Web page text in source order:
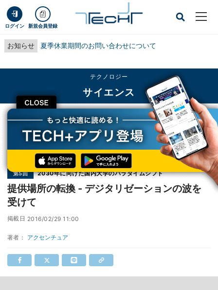
ログイン 新規会員登録
お知らせ 夏季休業期間のお問い合わせについて
CLOSE
テクノロジー
サイエンス
TECH+ テクノロジー
サイエンス
提供場所の転換 - デジタリゼーションの波を受けて
第5回 2030年に向けた国内大学のパラダイムシフト
提供場所の転換 - デジタリゼーションの波を
受けて
掲載日 2016/02/29 11:00
著者： アクセンチュア